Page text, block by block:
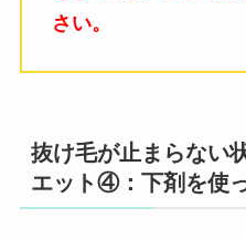
さい。
抜け毛が止まらない
エット④：下剤を使